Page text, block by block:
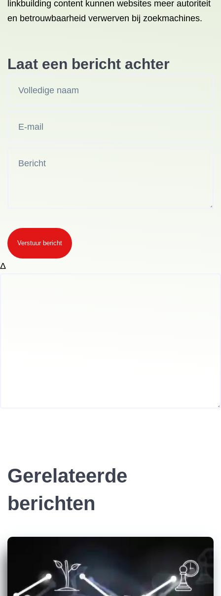
linkbuilding content kunnen websites meer autoriteit
en betrouwbaarheid verwerven bij zoekmachines.
Laat een bericht achter
Verstuur bericht
Δ
Gerelateerde
berichten